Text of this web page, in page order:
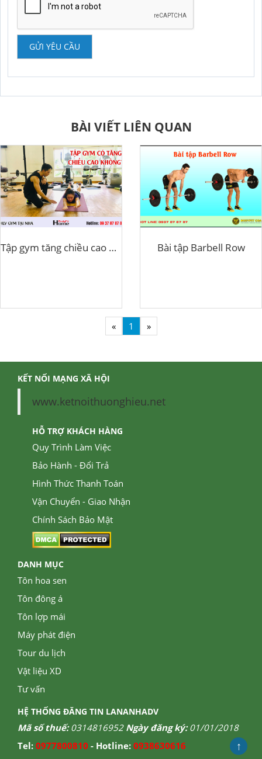
GỬI YÊU CẦU
BÀI VIẾT LIÊN QUAN
Tập gym tăng chiều cao nam Bài tập Barbell Row
« 1 »
KẾT NỐI MẠNG XÃ HỘI
www.ketnoithuonghieu.net
HỖ TRỢ KHÁCH HÀNG
Quy Trình Làm Việc
Bảo Hành - Đổi Trả
Hình Thức Thanh Toán
Vận Chuyển - Giao Nhận
Chính Sách Bảo Mật
DANH MỤC
Tôn hoa sen
Tôn đông á
Tôn lợp mái
Máy phát điện
Tour du lịch
Vật liệu XD
Tư vấn
HỆ THỐNG ĐĂNG TIN LANANHADV
Mã số thuế:0314816952Ngày đăng ký:01/01/2018
Tel: 0977800810 - Hotline: 0938630616
↑